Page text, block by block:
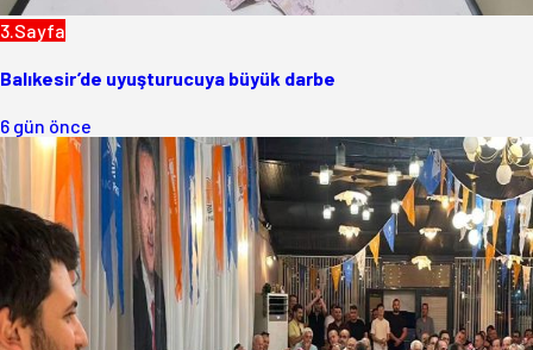
3.Sayfa
Balıkesir’de uyuşturucuya büyük darbe
6 gün önce